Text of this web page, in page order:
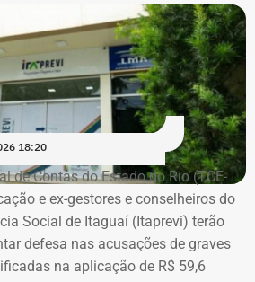
do registro de candidatura, Alex
de Janeiro em 2 de junho de 1976, é
médio completo e declarou exercer
pública da Casa da Moeda do
aparece como representante da
Ltda., empresa que atua no
de saúde.
18:20
de Contas do Estado do Rio (TCE-
e ex-gestores e conselheiros do
Social de Itaguaí (Itaprevi) terão
defesa nas acusações de graves
na aplicação de R$ 59,6